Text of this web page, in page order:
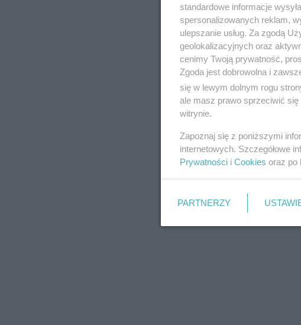
REKLAMA
standardowe informacje
spersonalizowanych reklam,
ulepszanie usług. Za zgodą
geolokalizacyjnych oraz
cenimy Twoją prywatność,
Zgoda jest dobrowolna i
się w lewym dolnym rogu
ale masz prawo sprzeciwić się
witrynie.
Zapoznaj się z poniższymi
internetowych. Szczegółowe
Prywatności i Cookies oraz po
PARTNERZY